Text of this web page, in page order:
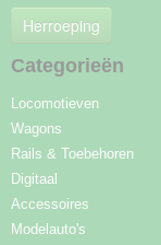
Herroeping
Categorieën
Locomotieven
Wagons
Rails & Toebehoren
Digitaal
Accessoires
Modelauto's